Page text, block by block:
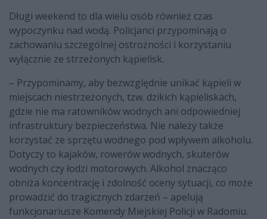
Długi weekend to dla wielu osób również czas
wypoczynku nad wodą. Policjanci przypominają o
zachowaniu szczególnej ostrożności i korzystaniu
wyłącznie ze strzeżonych kąpielisk.
– Przypominamy, aby bezwzględnie unikać kąpieli w
miejscach niestrzeżonych, tzw. dzikich kąpieliskach,
gdzie nie ma ratowników wodnych ani odpowiedniej
infrastruktury bezpieczeństwa. Nie należy także
korzystać ze sprzętu wodnego pod wpływem alkoholu.
Dotyczy to kajaków, rowerów wodnych, skuterów
wodnych czy łodzi motorowych. Alkohol znacząco
obniża koncentrację i zdolność oceny sytuacji, co może
prowadzić do tragicznych zdarzeń – apelują
funkcjonariusze Komendy Miejskiej Policji w Radomiu.